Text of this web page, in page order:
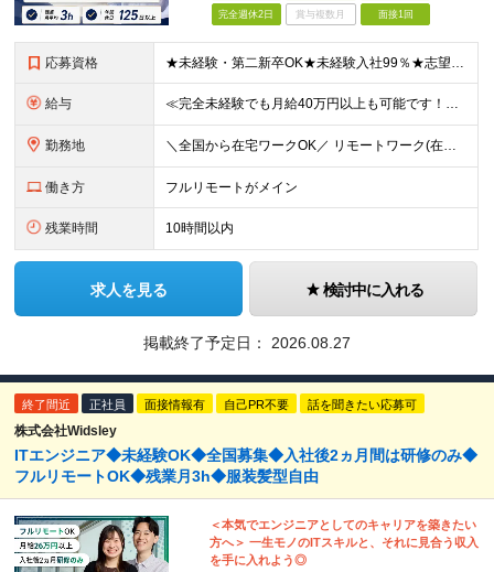
完全週休2日 賞与複数月 面接1回
応募資格 ★未経験・第二新卒OK★未経験入社99％★志望動機不問 ■職種・業界経験不問、第二新卒大歓迎！ ■学歴不問 ≪一つでも当てはまる方はぜひご応募ください！≫ □はっきりしたキャリアの希望がない □こ
給与 ≪完全未経験でも月給40万円以上も可能です！≫ -------------- 【1】ITエンジニア 月給26万円～50万円＋プロジェクト手当＋資格手当 【2】IT事務、営業事務 月給26万円～50万
勤務地 ＼全国から在宅ワークOK／ リモートワーク(在宅勤務)or東京本社、大阪支社、または東京23区、大阪のお客様先での勤務 ★転勤はありません ★希望をもとに配属先を決定します ★リモートワーク率5割
働き方 フルリモートがメイン
残業時間 10時間以内
求人を見る 検討中に入れる
掲載終了予定日： 2026.08.27
終了間近 正社員 面接情報有 自己PR不要 話を聞きたい応募可
株式会社Widsley
ITエンジニア◆未経験OK◆全国募集◆入社後2ヵ月間は研修のみ◆
フルリモートOK◆残業月3h◆服装髪型自由
＜本気でエンジニアとしてのキャリアを築きたい
方へ＞ 一生モノのITスキルと、それに見合う収入
を手に入れよう◎